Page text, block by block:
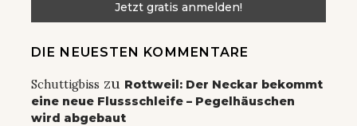
DIE NEUESTEN KOMMENTARE
Schuttigbiss zu Rottweil: Der Neckar bekommt
eine neue Flussschleife – Pegelhäuschen
wird abgebaut